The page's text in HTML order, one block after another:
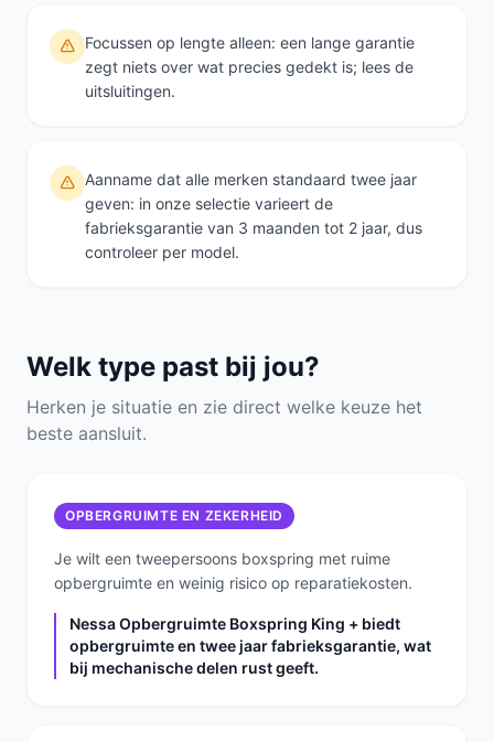
Focussen op lengte alleen: een lange garantie
zegt niets over wat precies gedekt is; lees de
uitsluitingen.
Aanname dat alle merken standaard twee jaar
geven: in onze selectie varieert de
fabrieksgarantie van 3 maanden tot 2 jaar, dus
controleer per model.
Welk type past bij jou?
Herken je situatie en zie direct welke keuze het
beste aansluit.
OPBERGRUIMTE EN ZEKERHEID
Je wilt een tweepersoons boxspring met ruime
opbergruimte en weinig risico op reparatiekosten.
Nessa Opbergruimte Boxspring King + biedt
opbergruimte en twee jaar fabrieksgarantie, wat
bij mechanische delen rust geeft.